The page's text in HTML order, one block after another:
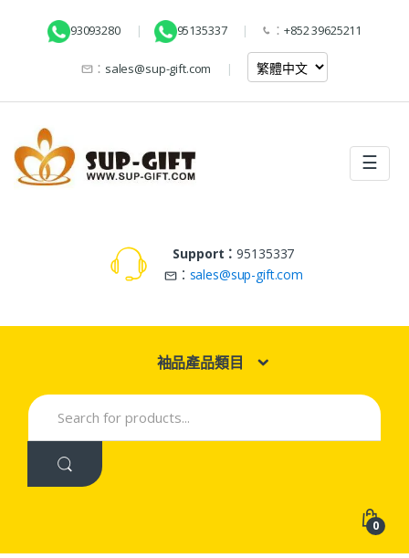
93093280 95135337 ： +852 39625211
： sales@sup-gift.com
☰
Support：95135337
： sales@sup-gift.com
袖品產品類目
Search
for:
0